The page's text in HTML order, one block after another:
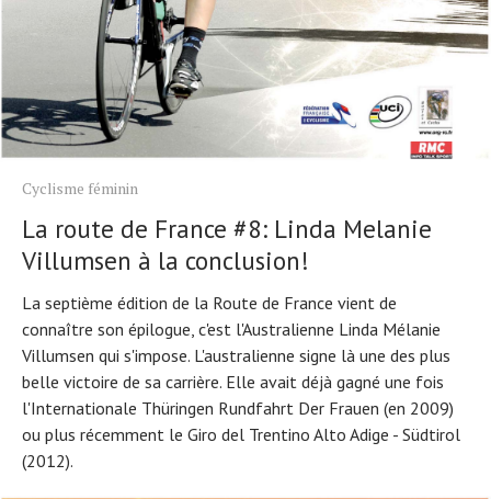
Cyclisme féminin
La route de France #8: Linda Melanie
Villumsen à la conclusion!
La septième édition de la Route de France vient de
connaître son épilogue, c'est l'Australienne Linda Mélanie
Villumsen qui s'impose. L'australienne signe là une des plus
belle victoire de sa carrière. Elle avait déjà gagné une fois
l'Internationale Thüringen Rundfahrt Der Frauen (en 2009)
ou plus récemment le Giro del Trentino Alto Adige - Südtirol
(2012).